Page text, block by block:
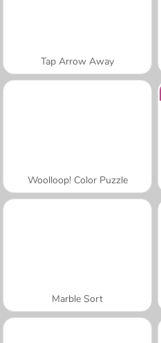
Tap Arrow Away
Woolloop! Color Puzzle
Marble Sort